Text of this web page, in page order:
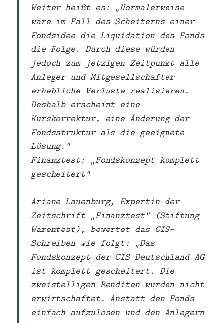
Weiter heißt es: „Normalerweise
wäre im Fall des Scheiterns einer
Fondsidee die Liquidation des Fonds
die Folge. Durch diese würden
jedoch zum jetzigen Zeitpunkt alle
Anleger und Mitgesellschafter
erhebliche Verluste realisieren.
Deshalb erscheint eine
Kurskorrektur, eine Änderung der
Fondsstruktur als die geeignete
Lösung.“
Finanztest: „Fondskonzept komplett
gescheitert“
Ariane Lauenburg, Expertin der
Zeitschrift „Finanztest“ (Stiftung
Warentest), bewertet das CIS-
Schreiben wie folgt: „Das
Fondskonzept der CIS Deutschland AG
ist komplett gescheitert. Die
zweistelligen Renditen wurden nicht
erwirtschaftet. Anstatt den Fonds
einfach aufzulösen und den Anlegern